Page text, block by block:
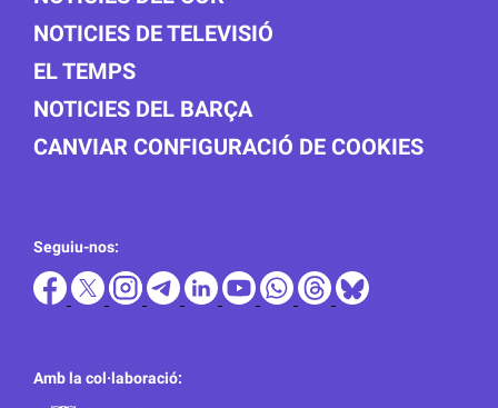
NOTICIES DE TELEVISIÓ
EL TEMPS
NOTICIES DEL BARÇA
CANVIAR CONFIGURACIÓ DE COOKIES
Seguiu-nos:
Amb la col·laboració: